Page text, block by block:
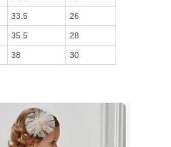
33.5 26
35.5 28
38 30